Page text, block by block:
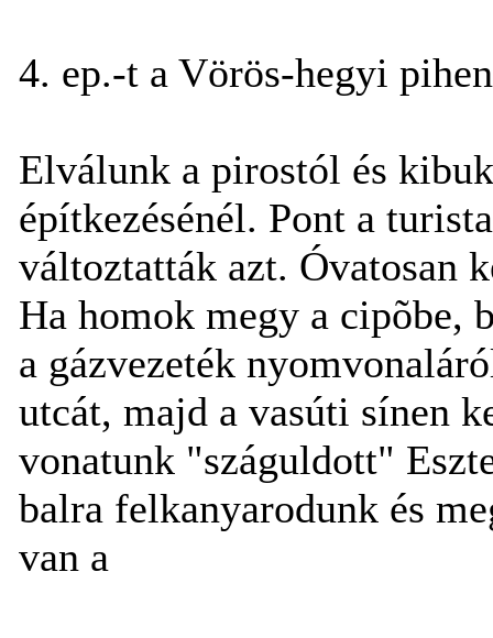
4. ep.-t a Vörös-hegyi
Elválunk a pirostól és
építkezésénél. Pont a
változtatták azt. Óvatosan
Ha homok megy a cipõbe,
a gázvezeték
utcát, majd a vasúti sínen
vonatunk "száguldott"
balra felkanyarodunk és
van a